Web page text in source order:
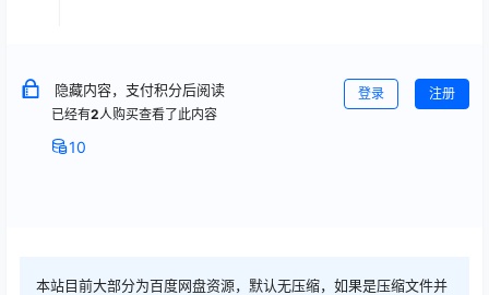
隐藏内容，支付积分后阅读
已经有2人购买查看了此内容
10
登录 注册
本站目前大部分为百度网盘资源，默认无压缩，如果是压缩文件并